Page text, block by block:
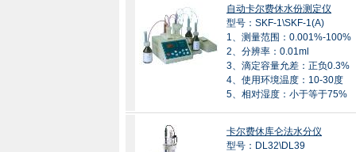
自动卡尔费休水份测定仪
型号：SKF-1\SKF-1(A)
1、测量范围：0.001%-100%
2、分辨率：0.01ml
3、滴定容量允差：正负0.3%
4、使用环境温度：10-30度
5、相对湿度：小于等于75%
卡尔费休库仑法水分仪
型号：DL32\DL39